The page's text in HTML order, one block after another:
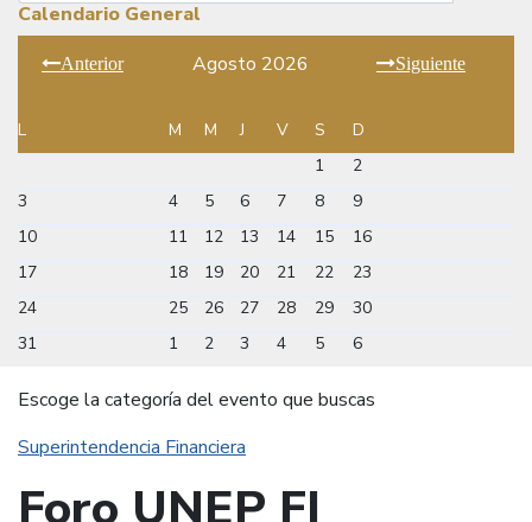
Calendario General
Anterior Agosto 2026 Siguiente
L M M J V S
D
1
2
3
4 5 6 7 8
9
10
11 12 13 14 15
16
17
18 19 20 21 22
23
24
25 26 27 28 29
30
31
1 2 3 4 5 6
Escoge la categoría del evento que buscas
Superintendencia Financiera
Foro UNEP FI